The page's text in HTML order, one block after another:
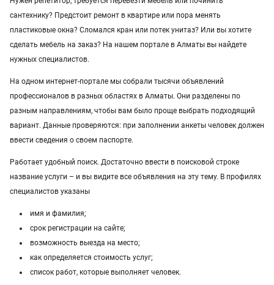
прихожая двери сборка мебели ремонт
Услуги в Таразе
Услуги в Уральске
Услуги в Казахстане
сантехнику? Предстоит ремонт в квартире или пора менять
пластиковые окна? Сломался кран или потек унитаз? Или вы хотите
сделать мебель на заказ? На нашем портале в Алматы вы найдете
нужных специалистов.
На одном интернет-портале мы собрали тысячи объявлений
профессионалов в разных областях в Алматы. Они разделены по
разным направлениям, чтобы вам было проще выбрать подходящий
вариант. Данные проверяются: при заполнении анкеты человек должен
ввести сведения о своем паспорте.
Работает удобный поиск. Достаточно ввести в поисковой строке
название услуги – и вы видите все объявления на эту тему. В профилях
специалистов указаны
имя и фамилия;
срок регистрации на сайте;
возможность выезда на место;
как определяется стоимость услуг;
список работ, которые выполняет человек.